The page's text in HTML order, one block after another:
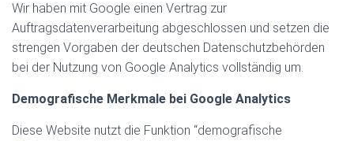
Wir haben mit Google einen Vertrag zur
Auftragsdatenverarbeitung abgeschlossen und setzen die
strengen Vorgaben der deutschen Datenschutzbehörden
bei der Nutzung von Google Analytics vollständig um.
Demografische Merkmale bei Google Analytics
Diese Website nutzt die Funktion “demografische